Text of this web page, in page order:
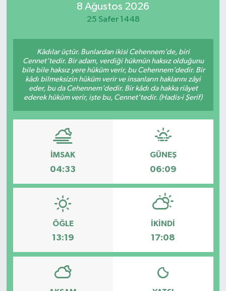
8 Ağustos 2026
25 Safer 1448
Kâdılar üçtür. Bunlardan ikisi Cehennem’de, biri
Cennet’tedir. Bir adam, verdiği hükmün haksız olduğunu
bile bile haksız yere hüküm verir, bu Cehennem’dedir. Bir
kâdı bilmeksizin hüküm verir ve insanların haklarını zâyi
eder, bu da Cehennem’dedir. Bir kâdı da hakka riâyet
ederek hüküm verir, işte bu, Cennet’tedir. (Hadis-i Şerif)
İMSAK
04:33
GÜNEŞ
06:09
ÖĞLE
13:19
İKINDI
17:08
Kültür Sanat
Dünya
Bilim veTeknoloji
Eğitim
SEKTÖR
Magazin
haber ara
Yazarlarımız
Eğitim
Spor
Tüm Manşetler
Haber Arşivi